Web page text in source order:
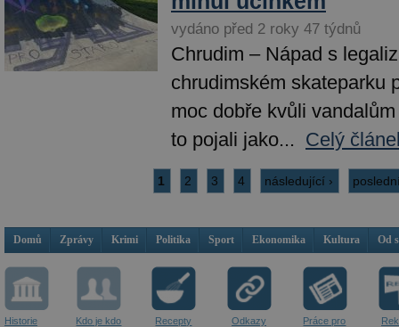
vydáno před 2 roky 47 týdnů
Chrudim – Nápad s
chrudimském skateparku
moc dobře kvůli
to pojali jako... Celý
1 2 3 4 následující ›
Domů Zprávy Krimi Politika Sport Ekonomika Kultura Od
Historie
Kdo je kdo Recepty Odkazy
Práce pro